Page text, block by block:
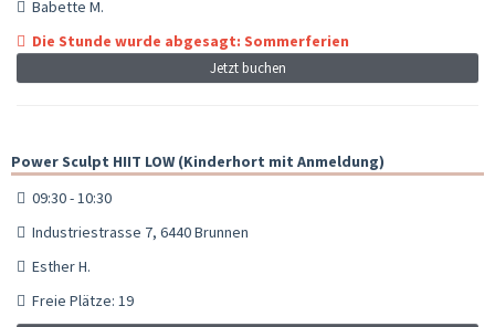
Babette M.
Die Stunde wurde abgesagt: Sommerferien
Jetzt buchen
Power Sculpt HIIT LOW (Kinderhort mit Anmeldung)
09:30 - 10:30
Industriestrasse 7, 6440 Brunnen
Esther H.
Freie Plätze: 19